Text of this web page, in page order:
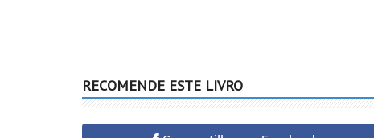
RECOMENDE ESTE LIVRO